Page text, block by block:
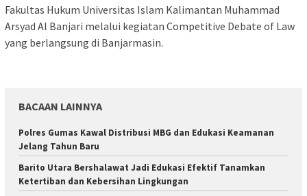
Fakultas Hukum Universitas Islam Kalimantan Muhammad
Arsyad Al Banjari melalui kegiatan Competitive Debate of Law
yang berlangsung di Banjarmasin.
BACAAN LAINNYA
Polres Gumas Kawal Distribusi MBG dan Edukasi Keamanan
Jelang Tahun Baru
Barito Utara Bershalawat Jadi Edukasi Efektif Tanamkan
Ketertiban dan Kebersihan Lingkungan